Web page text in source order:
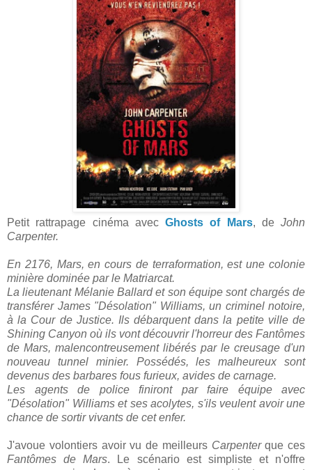
Petit rattrapage cinéma avec Ghosts of Mars, de John
Carpenter.
En 2176, Mars, en cours de terraformation, est une colonie
minière dominée par le Matriarcat.
La lieutenant Mélanie Ballard et son équipe sont chargés de
transférer James "Désolation" Williams, un criminel notoire,
à la Cour de Justice. Ils débarquent dans la petite ville de
Shining Canyon où ils vont découvrir l'horreur des Fantômes
de Mars, malencontreusement libérés par le creusage d'un
nouveau tunnel minier. Possédés, les malheureux sont
devenus des barbares fous furieux, avides de carnage.
Les agents de police finiront par faire équipe avec
"Désolation" Williams et ses acolytes, s'ils veulent avoir une
chance de sortir vivants de cet enfer.
J'avoue volontiers avoir vu de meilleurs Carpenterque ces
Fantômes de Mars. Le scénario est simpliste et n'offre